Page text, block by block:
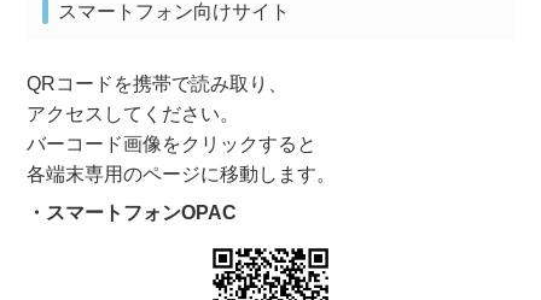
スマートフォン向けサイト
QRコードを携帯で読み取り、
アクセスしてください。
バーコード画像をクリックすると
各端末専用のページに移動します。
・スマートフォンOPAC